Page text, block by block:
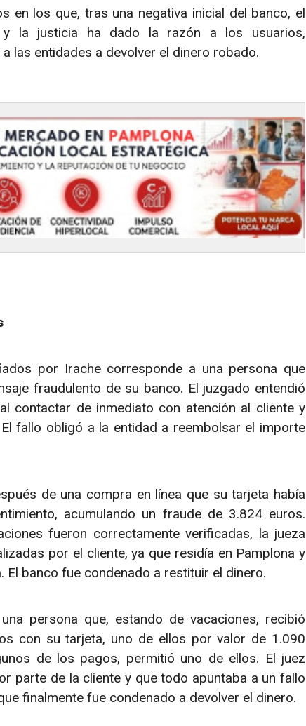
en los que, tras una negativa inicial del banco, el
la justicia ha dado la razón a los usuarios,
las entidades a devolver el dinero robado.
por Irache corresponde a una persona que
fraudulento de su banco. El juzgado entendió
contactar de inmediato con atención al cliente y
fallo obligó a la entidad a reembolsar el importe
de una compra en línea que su tarjeta había
acumulando un fraude de 3.824 euros.
fueron correctamente verificadas, la jueza
por el cliente, ya que residía en Pamplona y
banco fue condenado a restituir el dinero.
persona que, estando de vacaciones, recibió
con su tarjeta, uno de ellos por valor de 1.090
de los pagos, permitió uno de ellos. El juez
parte de la cliente y que todo apuntaba a un fallo
finalmente fue condenado a devolver el dinero.